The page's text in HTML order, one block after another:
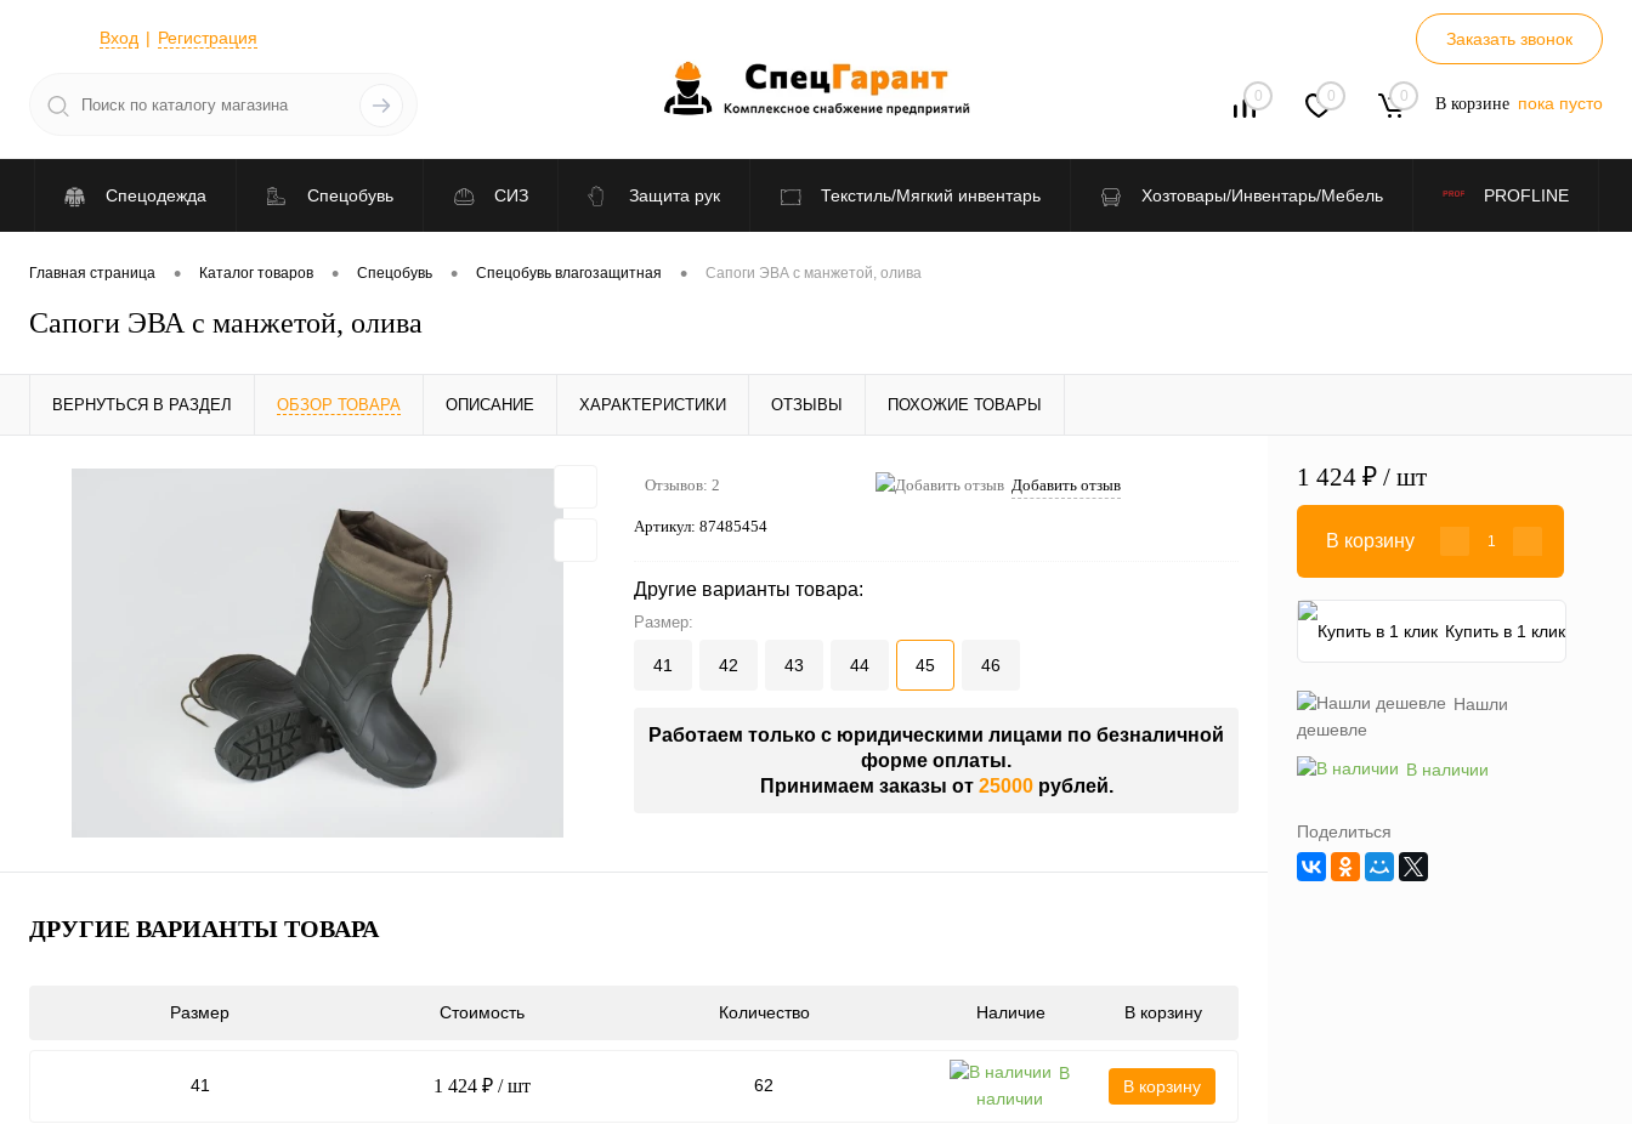
Вход Регистрация Заказать звонок
0 0 0 В корзине пока пусто
Спецодежда Спецобувь СИЗ Защита рук Текстиль/Мягкий инвентарь Хозтовары/Инвентарь/Мебель PROFLINE
По отраслям Распродажа
Главная страница • Каталог товаров • Спецобувь • Спецобувь влагозащитная • Сапоги ЭВА с манжетой, олива
Сапоги ЭВА с манжетой, олива
ВЕРНУТЬСЯ В РАЗДЕЛ ОБЗОР ТОВАРА ОПИСАНИЕ ХАРАКТЕРИСТИКИ ОТЗЫВЫ ПОХОЖИЕ ТОВАРЫ
Отзывов: 2 Добавить отзыв
Артикул: 87485454
Другие варианты товара:
Размер:
41 42 43 44 45 46
Работаем только с юридическими лицами по безналичной
форме оплаты.
Принимаем заказы от 25000рублей.
ДРУГИЕ ВАРИАНТЫ ТОВАРА
Размер Стоимость Количество Наличие В корзину
41 1 424 ₽ / шт 62
В
наличии
В корзину
1 424 ₽ / шт
В корзину
Купить в 1 клик
Нашли
дешевле
В наличии
Поделиться